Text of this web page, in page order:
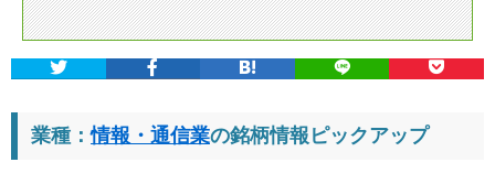
業種：情報・通信業の銘柄情報ピックアップ